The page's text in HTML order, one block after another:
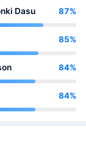
Dasu 87%
85%
84%
84%